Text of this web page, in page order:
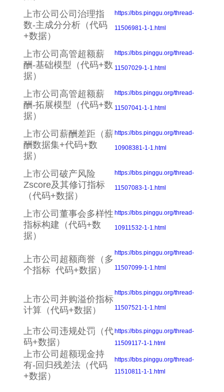
上市公司公司治理指
数-主成分分析（代码
+数据）
https://bbs.pinggu.org/thread-
11506981-1-1.html
上市公司高管超额薪
酬-基础模型（代码+数
据）
https://bbs.pinggu.org/thread-
11507029-1-1.html
上市公司高管超额薪
酬-拓展模型（代码+数
据）
https://bbs.pinggu.org/thread-
11507041-1-1.html
上市公司薪酬差距（薪
酬数据集+代码+数
据）
https://bbs.pinggu.org/thread-
10908381-1-1.html
上市公司破产风险
Zscore及其修订指标
（代码+数据）
https://bbs.pinggu.org/thread-
11507083-1-1.html
上市公司董事会多样性
指标构建（代码+数
据）
https://bbs.pinggu.org/thread-
10911532-1-1.html
上市公司超额商誉（多
个指标 代码+数据）
https://bbs.pinggu.org/thread-
11507099-1-1.html
上市公司并购溢价指标
计算（代码+数据）
https://bbs.pinggu.org/thread-
11507521-1-1.html
上市公司违规处罚（代
码+数据）
https://bbs.pinggu.org/thread-
11509117-1-1.html
上市公司超额现金持
有-回归残差法（代码
+数据）
https://bbs.pinggu.org/thread-
11510811-1-1.html